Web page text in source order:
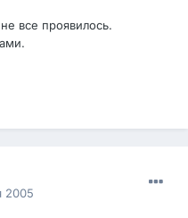
все проявилось.
2005